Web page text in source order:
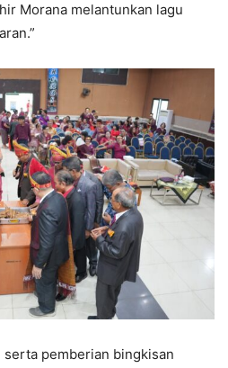
Morana melantunkan lagu
pemberian bingkisan